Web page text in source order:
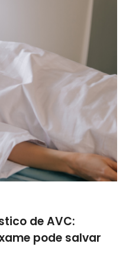
de AVC:
pode salvar